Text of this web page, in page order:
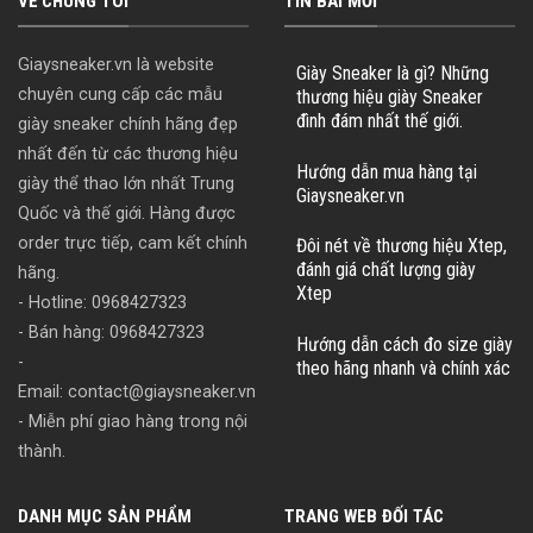
Giaysneaker.vn là website
chuyên cung cấp các mẫu
giày sneaker chính hãng đẹp
nhất đến từ các thương hiệu
giày thể thao lớn nhất Trung
Quốc và thế giới. Hàng được
order trực tiếp, cam kết chính
hãng.
- Hotline: 0968427323
- Bán hàng: 0968427323
-
Email: contact@giaysneaker.vn
- Miễn phí giao hàng trong nội
thành.
Giày Sneaker là gì? Những
thương hiệu giày Sneaker
đình đám nhất thế giới.
Hướng dẫn mua hàng tại
Giaysneaker.vn
Đôi nét về thương hiệu Xtep,
đánh giá chất lượng giày
Xtep
Hướng dẫn cách đo size giày
theo hãng nhanh và chính xác
DANH MỤC SẢN PHẨM TRANG WEB ĐỐI TÁC